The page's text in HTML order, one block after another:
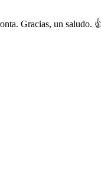
Gracias, un